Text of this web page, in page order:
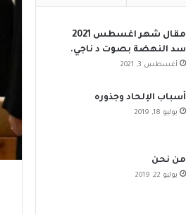
مقال شهر اغسطس 2021
سد النهضة بصوت د ناجي.
أغسطس 3, 2021
أسباب الإلحاد وجذوره
يوليو 18, 2019
من نحن
يوليو 22, 2019